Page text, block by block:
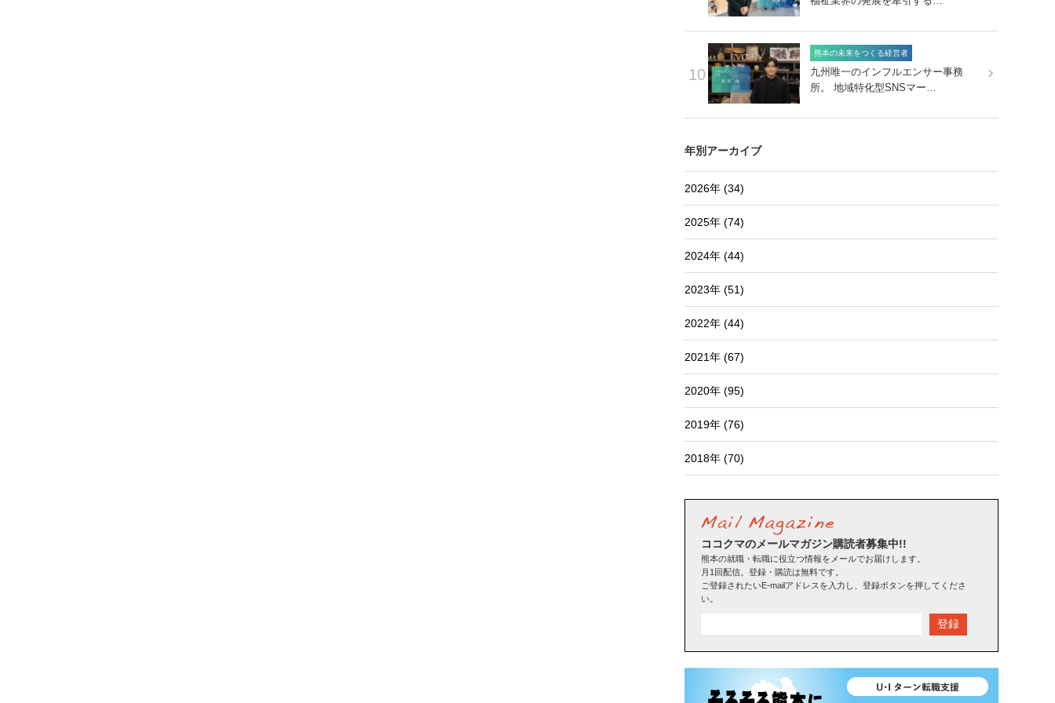
10
熊本の未来をつくる経営者
九州唯一のインフルエンサー事務
所。 地域特化型SNSマー…
年別アーカイブ
2026年 (34)
2025年 (74)
2024年 (44)
2023年 (51)
2022年 (44)
2021年 (67)
2020年 (95)
2019年 (76)
2018年 (70)
ココクマのメールマガジン購読者募集中!!
熊本の就職・転職に役立つ情報をメールでお届けします。
月1回配信。登録・購読は無料です。
ご登録されたいE-mailアドレスを入力し、登録ボタンを押してくださ
い。
登録